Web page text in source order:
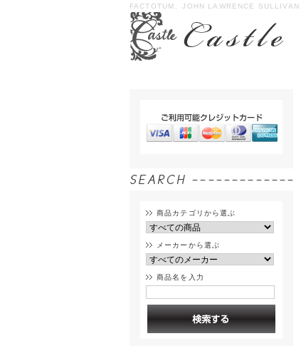
FACTOTUM、JOHN LAWRENCE
商品カテゴリから選ぶ
メーカーから選ぶ
商品名を入力